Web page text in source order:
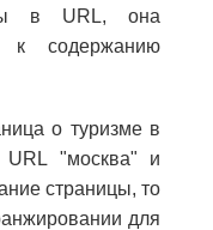
в URL, она
к содержанию
о туризме в
"москва" и
страницы, то
для